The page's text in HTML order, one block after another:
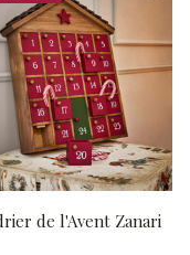
de l'Avent Zanari